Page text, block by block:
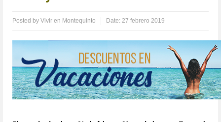
Posted byVivir en Montequinto Date:27 febrero 2019